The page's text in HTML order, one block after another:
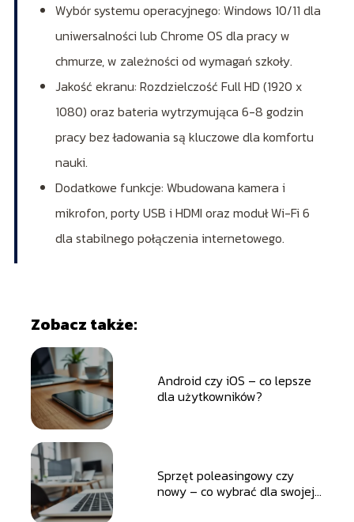
Wybór systemu operacyjnego: Windows 10/11 dla
uniwersalności lub Chrome OS dla pracy w
chmurze, w zależności od wymagań szkoły.
Jakość ekranu: Rozdzielczość Full HD (1920 x
1080) oraz bateria wytrzymująca 6-8 godzin
pracy bez ładowania są kluczowe dla komfortu
nauki.
Dodatkowe funkcje: Wbudowana kamera i
mikrofon, porty USB i HDMI oraz moduł Wi-Fi 6
dla stabilnego połączenia internetowego.
Zobacz także:
Android czy iOS – co lepsze
dla użytkowników?
Sprzęt poleasingowy czy
nowy – co wybrać dla swojej